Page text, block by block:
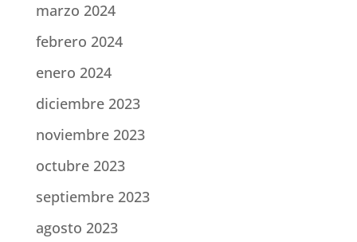
marzo 2024
febrero 2024
enero 2024
diciembre 2023
noviembre 2023
octubre 2023
septiembre 2023
agosto 2023